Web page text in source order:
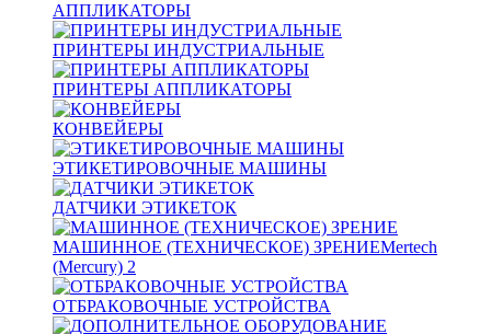
АППЛИКАТОРЫ
ПРИНТЕРЫ ИНДУСТРИАЛЬНЫЕ
ПРИНТЕРЫ АППЛИКАТОРЫ
КОНВЕЙЕРЫ
ЭТИКЕТИРОВОЧНЫЕ МАШИНЫ
ДАТЧИКИ ЭТИКЕТОК
МАШИННОЕ (ТЕХНИЧЕСКОЕ) ЗРЕНИЕMertech
(Mercury) 2
ОТБРАКОВОЧНЫЕ УСТРОЙСТВА